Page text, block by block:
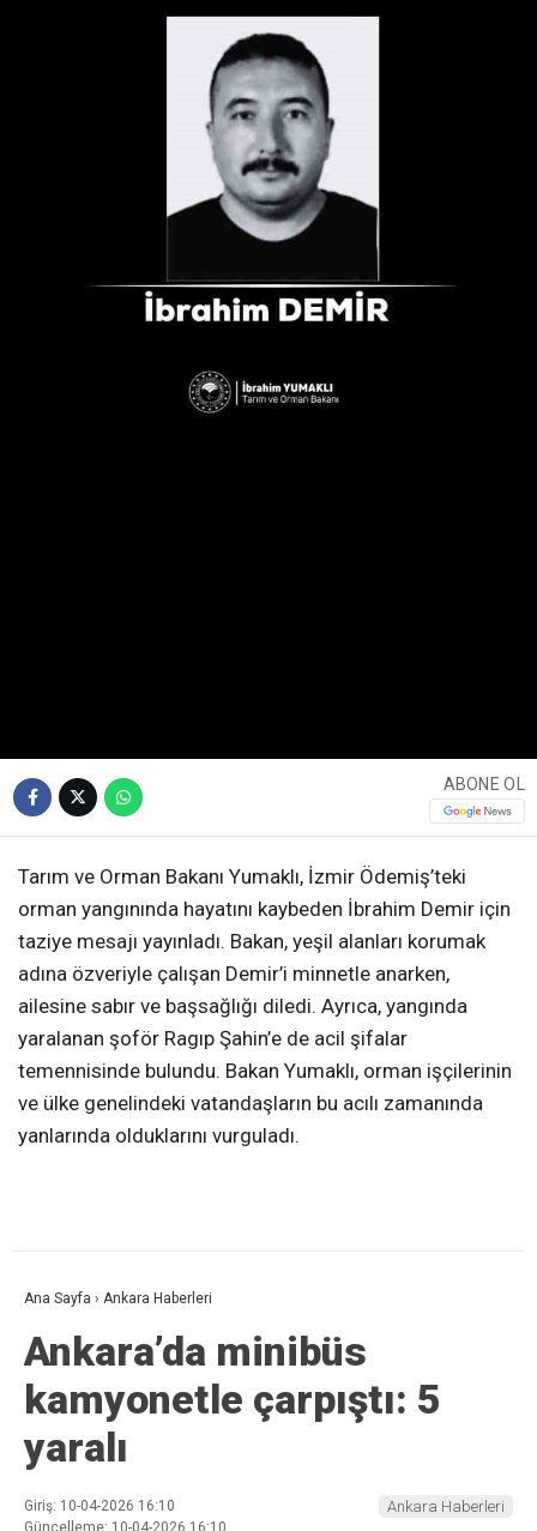
ABONE OL
Tarım ve Orman Bakanı Yumaklı, İzmir Ödemiş’teki
orman yangınında hayatını kaybeden İbrahim Demir için
taziye mesajı yayınladı. Bakan, yeşil alanları korumak
adına özveriyle çalışan Demir’i minnetle anarken,
ailesine sabır ve başsağlığı diledi. Ayrıca, yangında
yaralanan şoför Ragıp Şahin’e de acil şifalar
temennisinde bulundu. Bakan Yumaklı, orman işçilerinin
ve ülke genelindeki vatandaşların bu acılı zamanında
yanlarında olduklarını vurguladı.
Ana Sayfa › Ankara Haberleri
Ankara’da minibüs
kamyonetle çarpıştı: 5
yaralı
Giriş: 10-04-2026 16:10
Ankara Haberleri